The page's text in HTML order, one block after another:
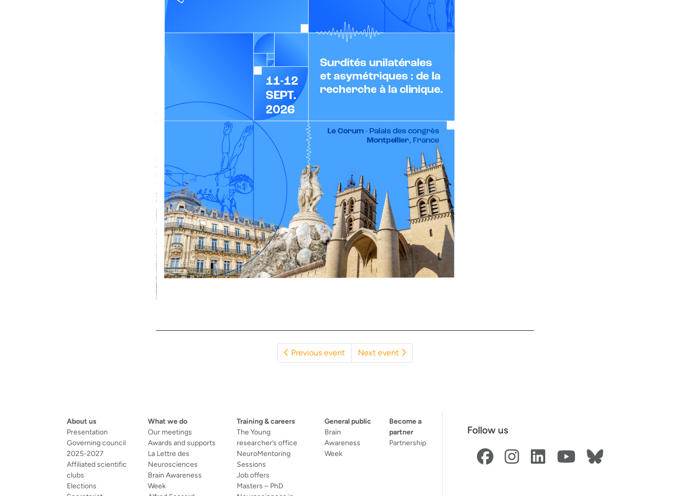
Previous event Next event
About us
Presentation
Governing council
2025-2027
Affiliated scientific
clubs
Elections
What we do
Our meetings
Awards and supports
La Lettre des
Neurosciences
Brain Awareness
Week
Training & careers
The Young
researcher’s office
NeuroMentoring
Sessions
Job offers
Masters – PhD
General public
Brain
Awareness
Week
Become a
partner
Partnership
Follow us